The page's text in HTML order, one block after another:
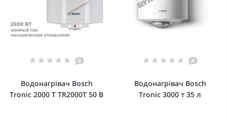
0
Водонагрівач Bosch
Tronic 2000 Т TR2000T 50 B
0
Водонагрівач Bosch
Tronic 3000 т 35 л